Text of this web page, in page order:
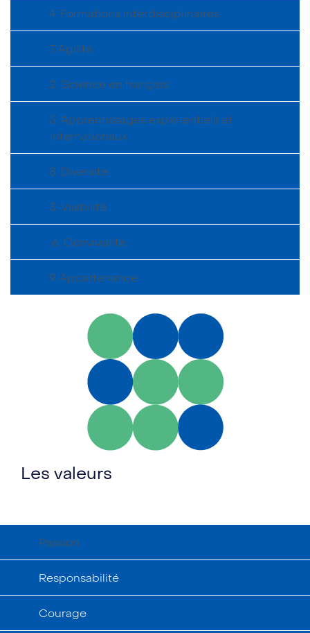
4. Formations interdisciplinaires
7. Agilité
2. Science en français
5. Apprentissages expérientiels et
internationaux
8. Diversité
3. Visibilité
6. Convivialité
9. Appartenance
Les valeurs
Passion
Responsabilité
Courage